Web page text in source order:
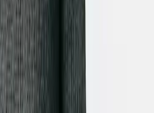
imagina no campo de texto
do vídeo, a proporção do
Shorts ou vídeos de
narração com a nossa IA de
voz. Pode também
fundo da nossa biblioteca.
Vídeo